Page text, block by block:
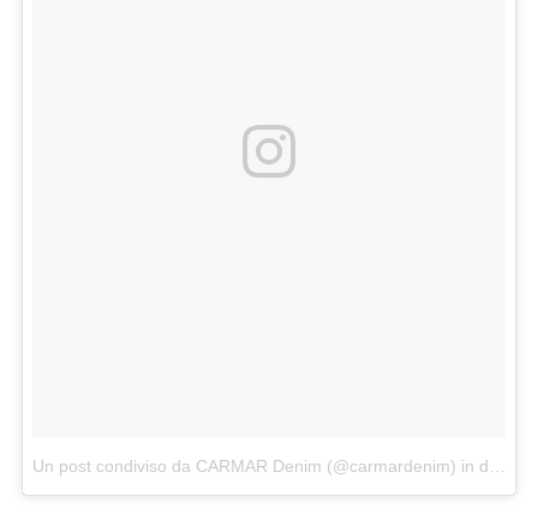
Un post condiviso da CARMAR Denim (@carmardenim) in data: